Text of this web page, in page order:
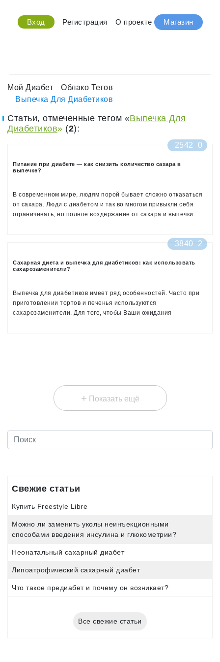
Вход Регистрация О проекте Магазин
Мой Диабет
Облако Тегов
Выпечка Для Диабетиков
Статьи, отмеченные тегом «Выпечка Для
Диабетиков» (2):
2542 0
Питание при диабете — как снизить количество сахара в
выпечке?
В современном мире, людям порой бывает сложно отказаться
от сахара. Люди с диабетом и так во многом привыкли себя
ограничивать, но полное воздержание от сахара и выпечки
3840 2
Сахарная диета и выпечка для диабетиков: как использовать
сахарозаменители?
Выпечка для диабетиков имеет ряд особенностей. Часто при
приготовлении тортов и печенья используются
сахарозаменители. Для того, чтобы Ваши ожидания
+ Показать ещё
Свежие статьи
Купить Freestyle Libre
Можно ли заменить уколы неинъекционными
способами введения инсулина и глюкометрии?
Неонатальный сахарный диабет
Липоатрофический сахарный диабет
Что такое предиабет и почему он возникает?
Все свежие статьи